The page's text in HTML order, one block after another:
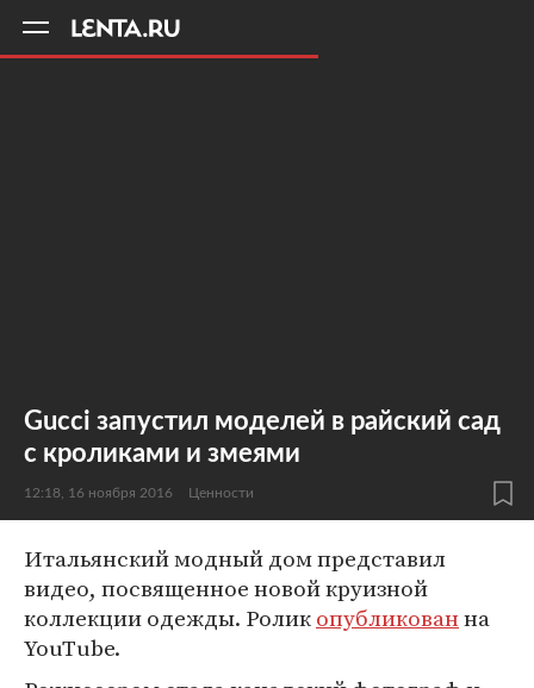
Gucci запустил моделей в райский сад
с кроликами и змеями
12:18, 16 ноября 2016 Ценности
Итальянский модный дом представил
видео, посвященное новой круизной
коллекции одежды. Роликопубликованна
YouTube.